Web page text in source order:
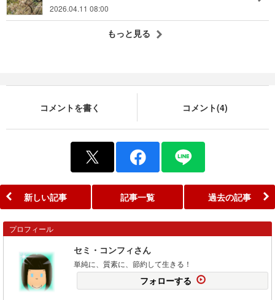
2026.04.11 08:00
もっと見る
コメントを書く コメント(4)
新しい記事 記事一覧 過去の記事
プロフィール
セミ・コンフィさん
単純に、質素に、節約して生きる！
フォローする